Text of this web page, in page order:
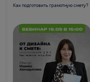
Как подготовить грамотную смету?